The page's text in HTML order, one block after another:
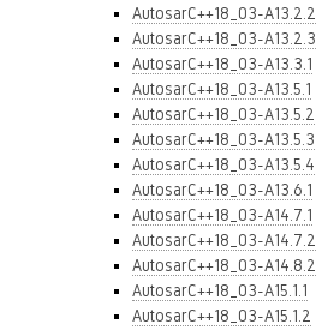
AutosarC++18_03-A13.2.2
AutosarC++18_03-A13.2.3
AutosarC++18_03-A13.3.1
AutosarC++18_03-A13.5.1
AutosarC++18_03-A13.5.2
AutosarC++18_03-A13.5.3
AutosarC++18_03-A13.5.4
AutosarC++18_03-A13.6.1
AutosarC++18_03-A14.7.1
AutosarC++18_03-A14.7.2
AutosarC++18_03-A14.8.2
AutosarC++18_03-A15.1.1
AutosarC++18_03-A15.1.2